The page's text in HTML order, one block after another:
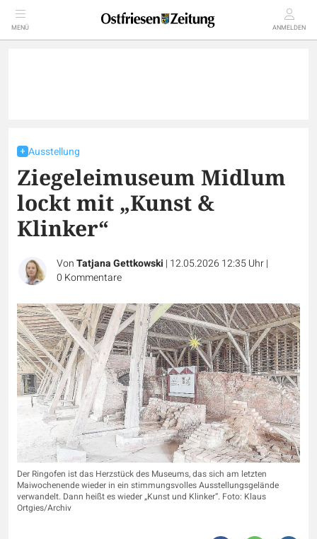
MENÜ ANMELDEN
Ausstellung
Ziegeleimuseum Midlum
lockt mit „Kunst &
Klinker“
VonTatjana Gettkowski | 12.05.2026 12:35 Uhr|
0 Kommentare
Der Ringofen ist das Herzstück des Museums, das sich am letzten
Maiwochenende wieder in ein stimmungsvolles Ausstellungsgelände
verwandelt. Dann heißt es wieder „Kunst und Klinker“. Foto: Klaus
Ortgies/Archiv